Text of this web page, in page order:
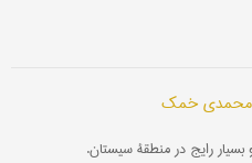
محمدی خمک
رایج در منطقۀ سیستان.